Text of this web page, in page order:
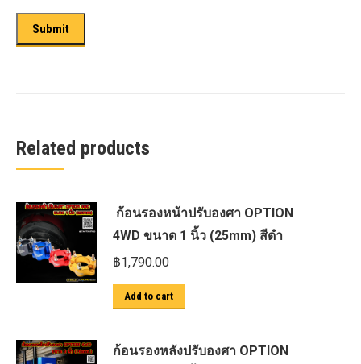
Related products
ก้อนรองหน้าปรับองศา OPTION
4WD ขนาด 1 นิ้ว (25mm) สีดำ
฿1,790.00
Add to cart
ก้อนรองหลังปรับองศา OPTION